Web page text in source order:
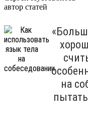
автор статей
на